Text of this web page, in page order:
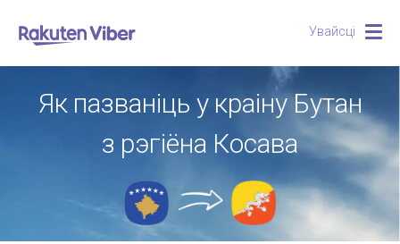
Увайсці
Як пазваніць у краіну Бутан
з рэгіёна Косава